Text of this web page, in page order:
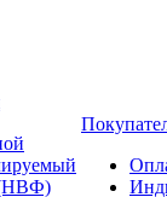
(НВФ)